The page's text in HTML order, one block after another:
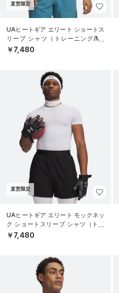
直営限定
UAヒートギア エリート ショートス
リーブ シャツ（トレーニング/ME
N）
￥7,480
直営限定
UAヒートギア エリート モックネッ
ク ショートスリーブ シャツ（トレ
ーニング/MEN）
￥7,480